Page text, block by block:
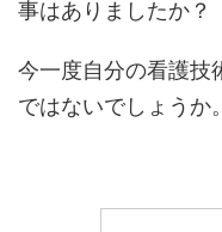
事はありましたか？
今一度自分の看護技
ではないでしょうか。